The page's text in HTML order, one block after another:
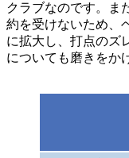
クラブなのです。ま
約を受けないため、
に拡大し、打点のズ
についても磨きをか